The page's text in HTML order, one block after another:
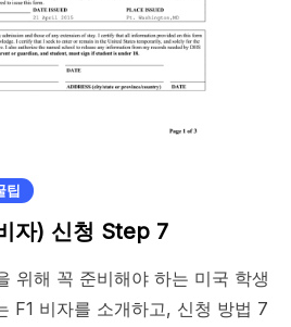
팁
자) 신청 Step 7
위해 꼭 준비해야 하는 미국 학생
F1 비자를 소개하고, 신청 방법 7